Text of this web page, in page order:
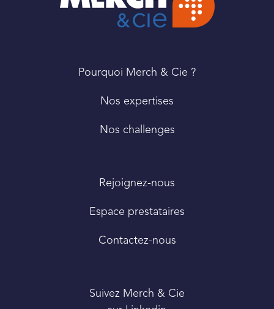
Pourquoi Merch & Cie ?
Nos expertises
Nos challenges
Rejoignez-nous
Espace prestataires
Contactez-nous
Suivez Merch & Cie